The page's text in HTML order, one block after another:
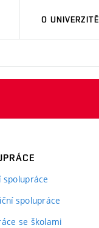
O UNIVERZITĚ
spolupráce
spolupráce
se školami